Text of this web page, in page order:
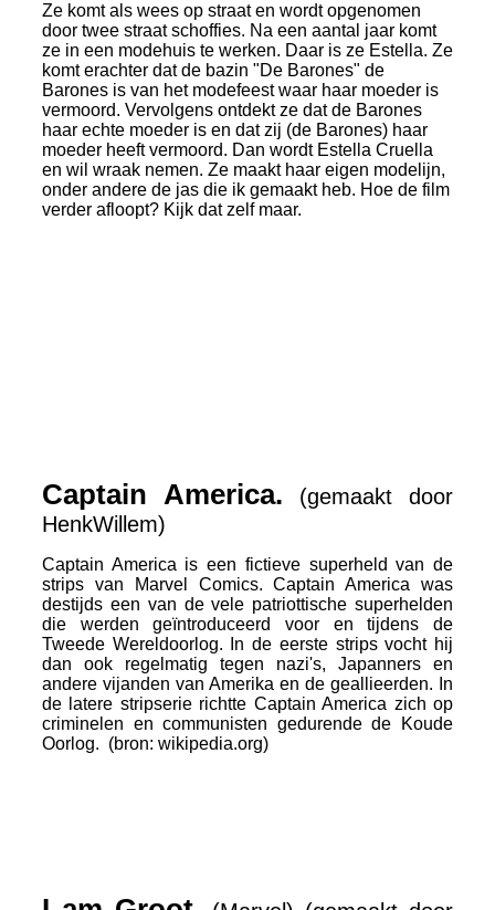
Ze komt als wees op straat en wordt opgenomen
door twee straat schoffies. Na een aantal jaar komt
ze in een modehuis te werken. Daar is ze Estella. Ze
komt erachter dat de bazin "De Barones" de
Barones is van het modefeest waar haar moeder is
vermoord. Vervolgens ontdekt ze dat de Barones
haar echte moeder is en dat zij (de Barones) haar
moeder heeft vermoord. Dan wordt Estella Cruella
en wil wraak nemen. Ze maakt haar eigen modelijn,
onder andere de jas die ik gemaakt heb. Hoe de film
verder afloopt? Kijk dat zelf maar.
Captain America.
(gemaakt door
HenkWillem)
Captain America is een fictieve superheld van de
strips van Marvel Comics. Captain America was
destijds een van de vele patriottische superhelden
die werden geïntroduceerd voor en tijdens de
Tweede Wereldoorlog. In de eerste strips vocht hij
dan ook regelmatig tegen nazi's, Japanners en
andere vijanden van Amerika en de geallieerden. In
de latere stripserie richtte Captain America zich op
criminelen en communisten gedurende de Koude
Oorlog. (bron: wikipedia.org)